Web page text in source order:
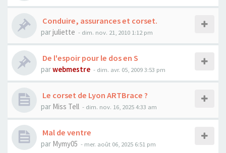
Conduire, assurances et corset.
parjuliette - dim. nov. 21, 2010 1:12 pm
De l'espoir pour le dos en S
parwebmestre - dim. avr. 05, 2009 3:53 pm
Le corset de Lyon ARTBrace ?
par Miss Tell - dim. nov. 16, 2025 4:33 am
Mal de ventre
par Mymy05 - mer. août 06, 2025 6:51 pm